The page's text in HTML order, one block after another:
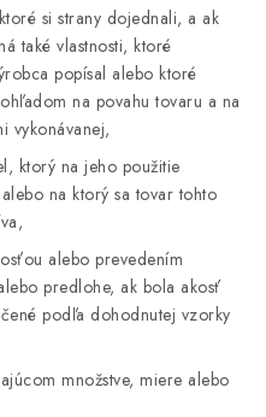
si strany dojednali, a ak
také vlastnosti, ktoré
popísal alebo ktoré
na povahu tovaru a na
vykonávanej,
ktorý na jeho použitie
na ktorý sa tovar tohto
alebo prevedením
predlohe, ak bola akosť
podľa dohodnutej vzorky
množstve, miere alebo